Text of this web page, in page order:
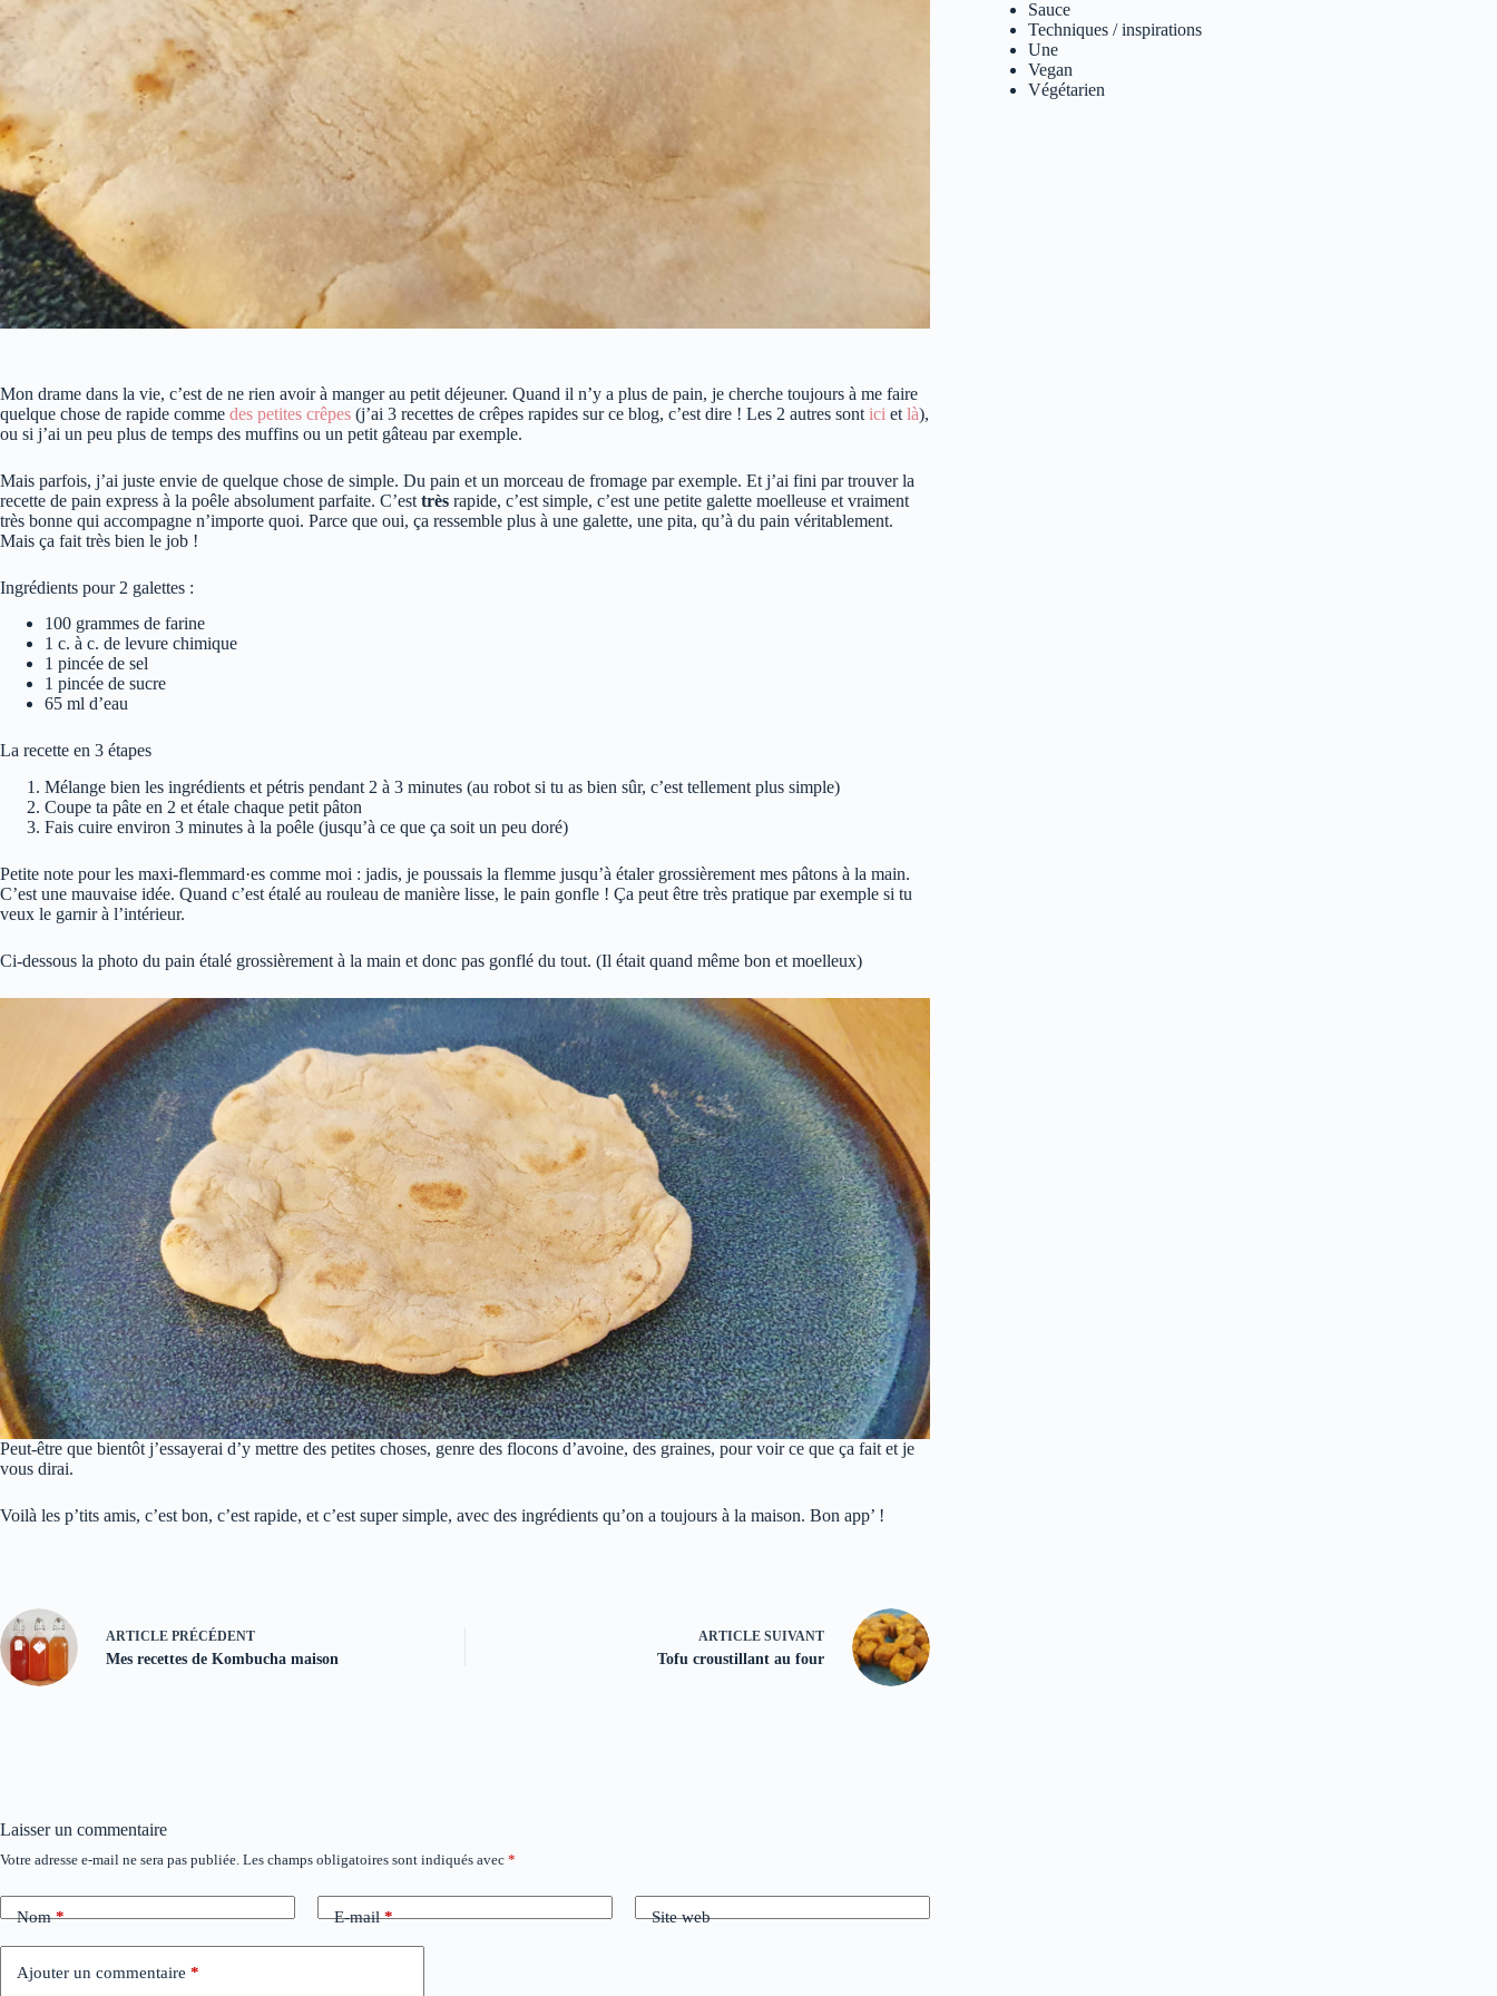
Mon drame dans la vie, c’est de ne rien avoir à manger au petit déjeuner. Quand il n’y a plus de pain, je cherche toujours à me faire
quelque chose de rapide comme des petites crêpes (j’ai 3 recettes de crêpes rapides sur ce blog, c’est dire ! Les 2 autres sont ici et là),
ou si j’ai un peu plus de temps des muffins ou un petit gâteau par exemple.
Mais parfois, j’ai juste envie de quelque chose de simple. Du pain et un morceau de fromage par exemple. Et j’ai fini par trouver la
recette de pain express à la poêle absolument parfaite. C’est très rapide, c’est simple, c’est une petite galette moelleuse et vraiment
très bonne qui accompagne n’importe quoi. Parce que oui, ça ressemble plus à une galette, une pita, qu’à du pain véritablement.
Mais ça fait très bien le job !
Ingrédients pour 2 galettes :
100 grammes de farine
1 c. à c. de levure chimique
1 pincée de sel
1 pincée de sucre
65 ml d’eau
La recette en 3 étapes
Mélange bien les ingrédients et pétris pendant 2 à 3 minutes (au robot si tu as bien sûr, c’est tellement plus simple)
Coupe ta pâte en 2 et étale chaque petit pâton
Fais cuire environ 3 minutes à la poêle (jusqu’à ce que ça soit un peu doré)
Petite note pour les maxi-flemmard·es comme moi : jadis, je poussais la flemme jusqu’à étaler grossièrement mes pâtons à la main.
C’est une mauvaise idée. Quand c’est étalé au rouleau de manière lisse, le pain gonfle ! Ça peut être très pratique par exemple si tu
veux le garnir à l’intérieur.
Ci-dessous la photo du pain étalé grossièrement à la main et donc pas gonflé du tout. (Il était quand même bon et moelleux)
Peut-être que bientôt j’essayerai d’y mettre des petites choses, genre des flocons d’avoine, des graines, pour voir ce que ça fait et je
vous dirai.
Voilà les p’tits amis, c’est bon, c’est rapide, et c’est super simple, avec des ingrédients qu’on a toujours à la maison. Bon app’ !
ARTICLE PRÉCÉDENT
Mes recettes de Kombucha maison
ARTICLESUIVANT
Tofu croustillant au four
Sauce
Techniques / inspirations
Une
Vegan
Végétarien
Laisser un commentaire
Votre adresse e-mail ne sera pas publiée. Les champs obligatoires sont indiqués avec *
Nom* E-mail* Site web
Ajouter un commentaire *
A
t
e